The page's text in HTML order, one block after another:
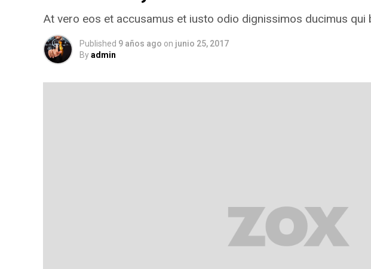
At vero eos et accusamus et iusto odio dignissimos ducimus
Published 9 años ago on junio 25, 2017
Byadmin